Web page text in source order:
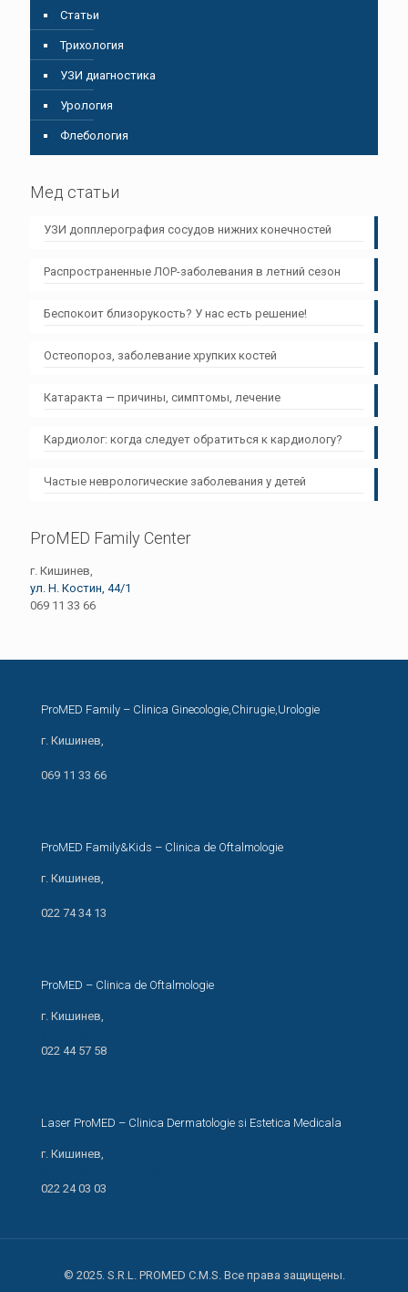
Статьи
Трихология
УЗИ диагностика
Урология
Флебология
Мед статьи
УЗИ допплерография сосудов нижних конечностей
Распространенные ЛОР-заболевания в летний сезон
Беспокоит близорукость? У нас есть решение!
Остеопороз, заболевание хрупких костей
Катаракта — причины, симптомы, лечение
Кардиолог: когда следует обратиться к кардиологу?
Частые неврологические заболевания у детей
ProMED Family Center
г. Кишинев,
ул. Н. Костин, 44/1
069 11 33 66
ProMED Family – Clinica Ginecologie,Chirugie,Urologie
г. Кишинев,
069 11 33 66
ProMED Family&Kids – Clinica de Oftalmologie
г. Кишинев,
022 74 34 13
ProMED – Clinica de Oftalmologie
г. Кишинев,
022 44 57 58
Laser ProMED – Clinica Dermatologie si Estetica Medicala
г. Кишинев,
022 24 03 03
© 2025. S.R.L. PROMED C.M.S. Все права защищены.